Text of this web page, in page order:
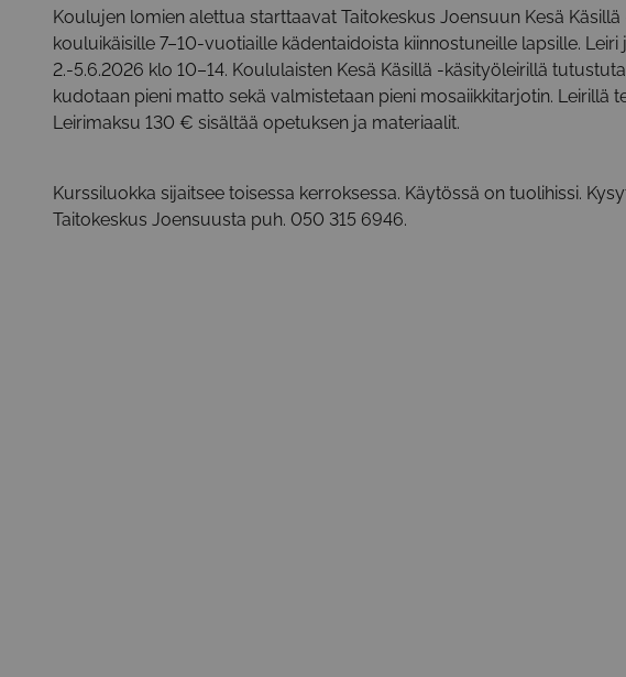
Koulujen lomien alettua starttaavat Taitokeskus Joensuun Kesä
kouluikäisille 7–10-vuotiaille kädentaidoista kiinnostuneille lapsille.
2.-5.6.2026 klo 10–14. Koululaisten Kesä Käsillä -käsityöleirillä
kudotaan pieni matto sekä valmistetaan pieni mosaiikkitarjotin. Leirillä
Leirimaksu 130 € sisältää opetuksen ja materiaalit.
Kurssiluokka sijaitsee toisessa kerroksessa. Käytössä on tuolihissi.
Taitokeskus Joensuusta puh. 050 315 6946.